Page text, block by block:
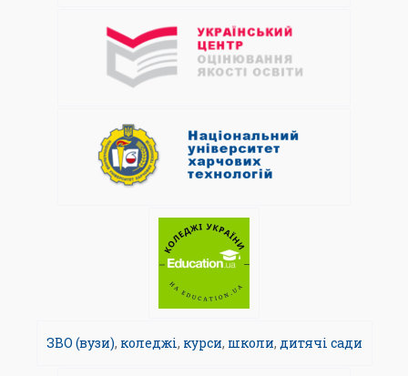
ЗВО (вузи), коледжі, курси, школи, дитячі сади